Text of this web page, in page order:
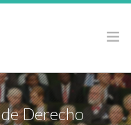
Derecho